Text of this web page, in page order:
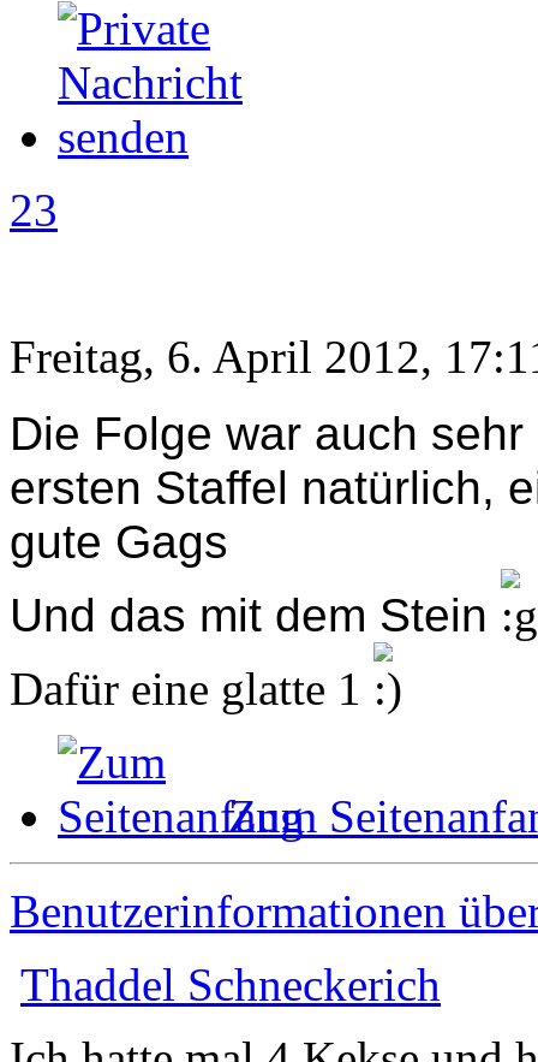
23
Freitag, 6. April 2012,
Die Folge war auch
ersten Staffel natürlich,
gute Gags
Und das mit dem Stein
Dafür eine glatte 1
Zum
Benutzerinformationen
Thaddel Schneckerich